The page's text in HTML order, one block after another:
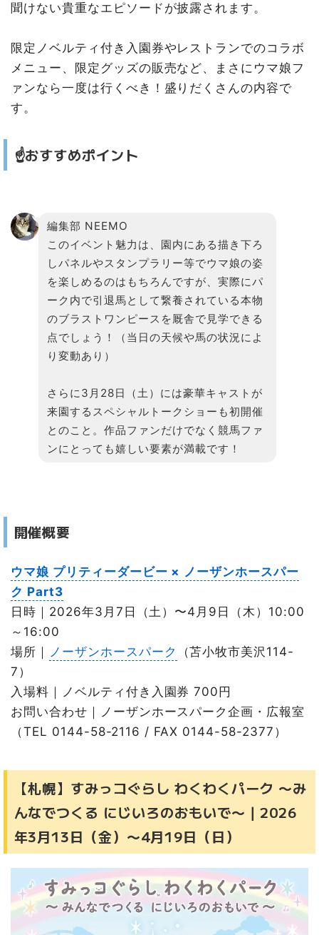
聞けない貴重なエピソードが披露されます。
限定ノベルティ付き入園券やレストランでのコラボ
メニュー、限定グッズの販売など、まさにウマ娘フ
ァンなら一度は行くべき！盛りだくさんの内容で
す。
☝️おすすめポイント
編集部 NEEMO
このイベント魅力は、園内にある描き下ろ
しパネルやスタンプラリー等でウマ娘の姿
を楽しめるのはもちろんですが、実際にパ
ーク内で引退馬として繋養されている本物
のブラストワンピースを厩舎で見学できる
点でしょう！（当日の天候や馬の状況によ
り変動あり）
さらに3月28日（土）には豪華キャストが
来園するスペシャルトークショーも初開催
とのこと。作品ファンだけでなく競馬ファ
ンにとっても嬉しい要素が満載です！
開催概要
ウマ娘 プリティーダービー × ノーザンホースパー
ク Part3
日時｜2026年3月7日（土）〜4月9日（木）10:00
～16:00
場所｜ ノーザンホースパーク
（苫小牧市美沢114-
7）
入場料｜ノベルティ付き入園券 700円
お問い合わせ｜ノーザンホースパーク企画・広報室
（TEL 0144-58-2116 / FAX 0144-58-2377）
【札幌】すみっコぐらし わくわくパーク 〜み
んなでつくる にじいろのおもいで〜｜2026
年3月13日（金）〜4月19日（日）